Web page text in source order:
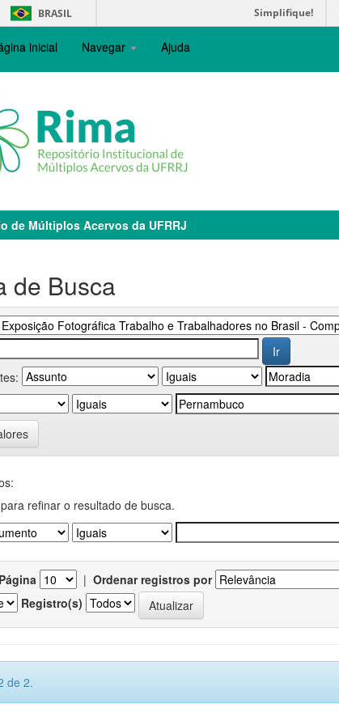
BRASIL Simplifique!
inicial Navegar Ajuda
de Múltiplos Acervos da UFRRJ
de Busca
refinar o resultado de busca.
| Ordenar registros por
Registro(s)
de 2.